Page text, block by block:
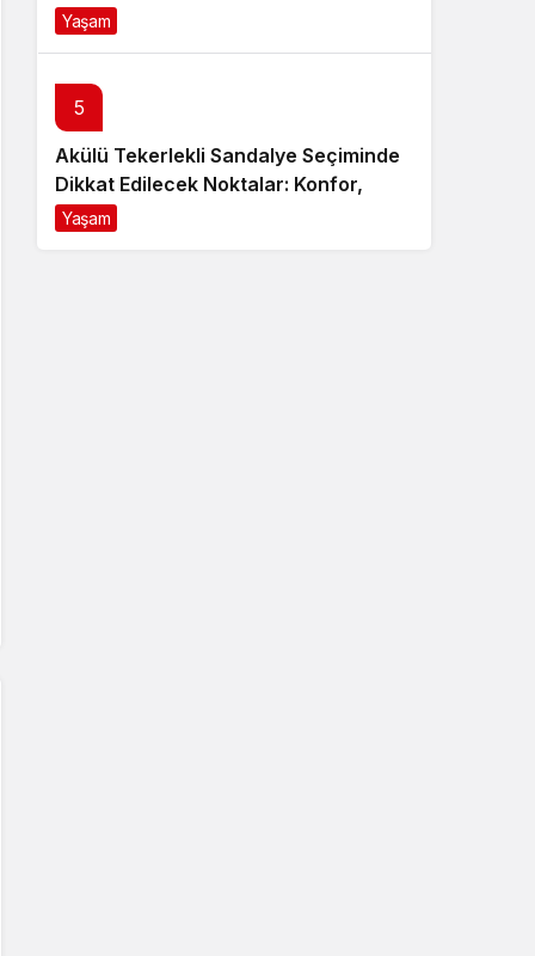
Yaşam
5
Akülü Tekerlekli Sandalye Seçiminde
Dikkat Edilecek Noktalar: Konfor,
Güvenlik ve Doğru Model Tercihi
Yaşam